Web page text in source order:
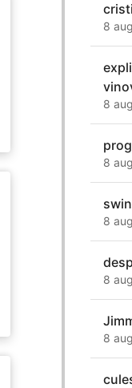
8
8
8
8
8
8